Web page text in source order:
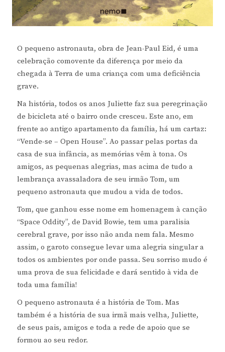
O pequeno astronauta, obra de Jean-Paul Eid, é uma
celebração comovente da diferença por meio da
chegada à Terra de uma criança com uma deficiência
grave.
Na história, todos os anos Juliette faz sua peregrinação
de bicicleta até o bairro onde cresceu. Este ano, em
frente ao antigo apartamento da família, há um cartaz:
“Vende-se – Open House”. Ao passar pelas portas da
casa de sua infância, as memórias vêm à tona. Os
amigos, as pequenas alegrias, mas acima de tudo a
lembrança avassaladora de seu irmão Tom, um
pequeno astronauta que mudou a vida de todos.
Tom, que ganhou esse nome em homenagem à canção
“Space Oddity”, de David Bowie, tem uma paralisia
cerebral grave, por isso não anda nem fala. Mesmo
assim, o garoto consegue levar uma alegria singular a
todos os ambientes por onde passa. Seu sorriso mudo é
uma prova de sua felicidade e dará sentido à vida de
toda uma família!
O pequeno astronauta é a história de Tom. Mas
também é a história de sua irmã mais velha, Juliette,
de seus pais, amigos e toda a rede de apoio que se
formou ao seu redor.